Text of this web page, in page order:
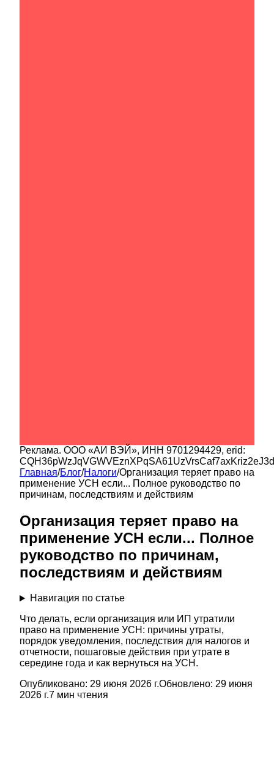
Реклама. ООО «АИ ВЭЙ», ИНН 9701294429, erid:
Главная/Блог/Налоги/Организация теряет право на
применение УСН если... Полное руководство по
причинам, последствиям и действиям
Организация теряет право на
применение УСН если... Полное
руководство по причинам,
последствиям и действиям
Навигация по статье
Что делать, если организация или ИП утратили
право на применение УСН: причины утраты,
порядок уведомления, последствия для налогов и
отчетности, пошаговые действия при утрате в
середине года и как вернуться на УСН.
Опубликовано: 29 июня 2026 г.Обновлено: 29 июня
2026 г.7 мин чтения